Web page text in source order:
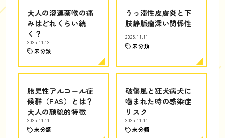
大人の溶連菌喉の痛
みはどれくらい続
く？
2025.11.12
未分類
うっ滞性皮膚炎と下
肢静脈瘤深い関係性
2025.11.11
未分類
胎児性アルコール症
候群（FAS）とは？
大人の顔貌的特徴
2025.11.11
未分類
破傷風と狂犬病犬に
噛まれた時の感染症
リスク
2025.11.11
未分類